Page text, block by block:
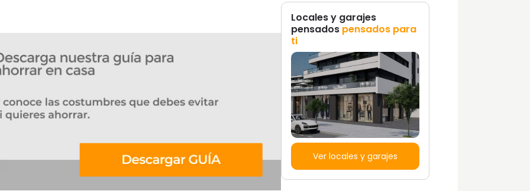
Locales y garajes
pensados pensados para
ti
Ver locales y garajes